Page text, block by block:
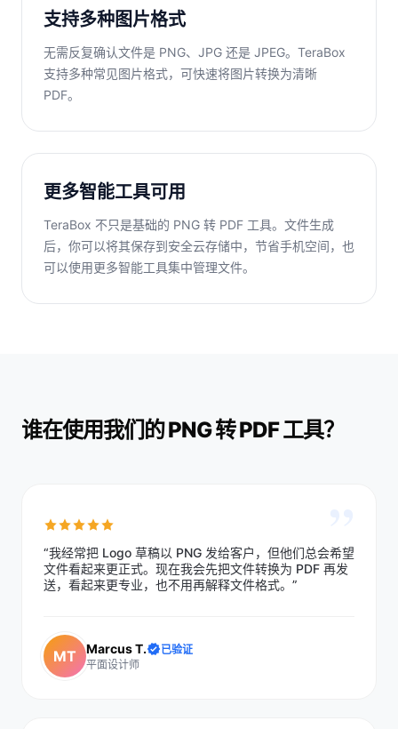
支持多种图片格式
无需反复确认文件是 PNG、JPG 还是 JPEG。TeraBox
支持多种常见图片格式，可快速将图片转换为清晰
PDF。
更多智能工具可用
TeraBox 不只是基础的 PNG 转 PDF 工具。文件生成
后，你可以将其保存到安全云存储中，节省手机空间，也
可以使用更多智能工具集中管理文件。
谁在使用我们的 PNG 转 PDF 工具？
“我经常把 Logo 草稿以 PNG 发给客户，但他们总会希望
文件看起来更正式。现在我会先把文件转换为 PDF 再发
送，看起来更专业，也不用再解释文件格式。”
MT Marcus T.
已验证
平面设计师